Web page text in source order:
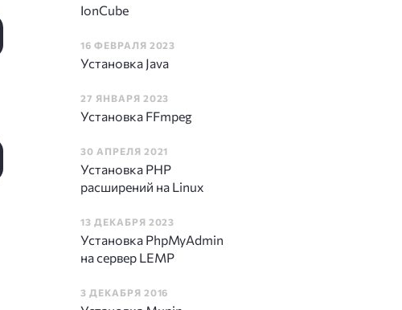
IonCube
16 ФЕВРАЛЯ 2023
Установка Java
27 ЯНВАРЯ 2023
Установка FFmpeg
30 АПРЕЛЯ 2021
Установка PHP
расширений на Linux
13 ДЕКАБРЯ 2023
Установка PhpMyAdmin
на сервер LEMP
3 ДЕКАБРЯ 2016